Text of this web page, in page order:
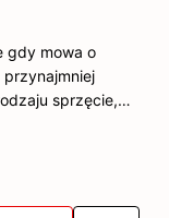
gdy mowa o
sprzęcie,…